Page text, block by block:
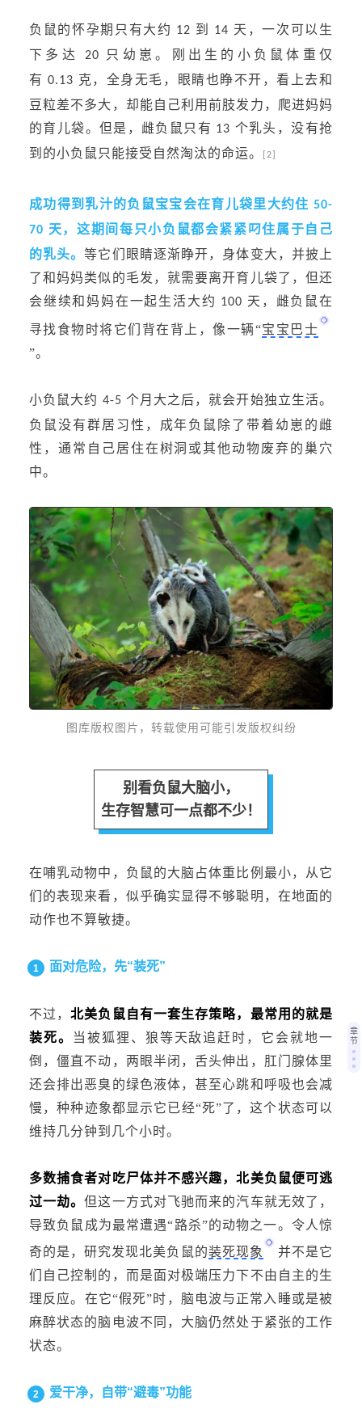
负鼠的怀孕期只有大约 12 到 14 天，一次可以生
下多达 20 只幼崽。刚出生的小负鼠体重仅
有0.13 克，全身无毛，眼睛也睁不开，看上去和
豆粒差不多大，却能自己利用前肢发力，爬进妈妈
的育儿袋。但是，雌负鼠只有 13 个乳头，没有抢
到的小负鼠只能接受自然淘汰的命运。
[2]
成功得到乳汁的负鼠宝宝会在育儿袋里大约住 50-
70 天，这期间每只小负鼠都会紧紧叼住属于自己
的乳头。等它们眼睛逐渐睁开，身体变大，并披上
了和妈妈类似的毛发，就需要离开育儿袋了，但还
会继续和妈妈在一起生活大约 100 天，雌负鼠在
寻找食物时将它们背在背上，像一辆“宝宝巴士
”。
小负鼠大约 4-5 个月大之后，就会开始独立生活。
负鼠没有群居习性，成年负鼠除了带着幼崽的雌
性，通常自己居住在树洞或其他动物废弃的巢穴
中。
图库版权图片，转载使用可能引发版权纠纷
别看负鼠大脑小，
生存智慧可一点都不少！
在哺乳动物中，负鼠的大脑占体重比例最小，从它
们的表现来看，似乎确实显得不够聪明，在地面的
动作也不算敏捷。
1 面对危险，先“装死”
不过，北美负鼠自有一套生存策略，最常用的就是
装死。
当被狐狸、狼等天敌追赶时，它会就地一
倒，僵直不动，两眼半闭，舌头伸出，肛门腺体里
还会排出恶臭的绿色液体，甚至心跳和呼吸也会减
慢，种种迹象都显示它已经“死”了，这个状态可以
维持几分钟到几个小时。
多数捕食者对吃尸体并不感兴趣，北美负鼠便可逃
过一劫。但这一方式对飞驰而来的汽车就无效了，
导致负鼠成为最常遭遇“路杀”的动物之一。令人惊
奇的是，研究发现北美负鼠的装死现象
并不是它
们自己控制的，而是面对极端压力下不由自主的生
理反应。在它“假死”时，脑电波与正常入睡或是被
麻醉状态的脑电波不同，大脑仍然处于紧张的工作
状态。
2 爱干净，自带“避毒”功能
章
节